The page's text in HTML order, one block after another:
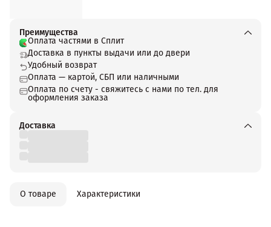
Преимущества
Оплата частями в Сплит
Доставка в пункты выдачи или до двери
Удобный возврат
Оплата — картой, СБП или наличными
Оплата по счету - свяжитесь с нами по тел. для
оформления заказа
Доставка
О товаре Характеристики